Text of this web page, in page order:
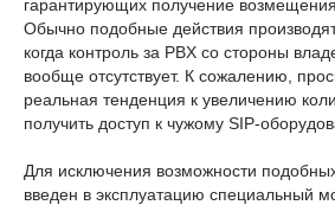
гарантирующих получение
Обычно подобные действия
когда контроль за PBX со стороны
вообще отсутствует. К сожалению,
реальная тенденция к увеличению
получить доступ к чужому SIP-
Для исключения возможности
введен в эксплуатацию специальный